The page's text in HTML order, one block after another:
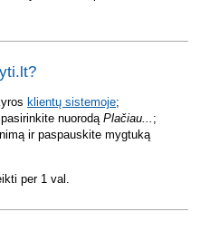
klientų sistemoje;
nuorodąPlačiau... ;
ir paspauskite mygtuką
per 1 val.